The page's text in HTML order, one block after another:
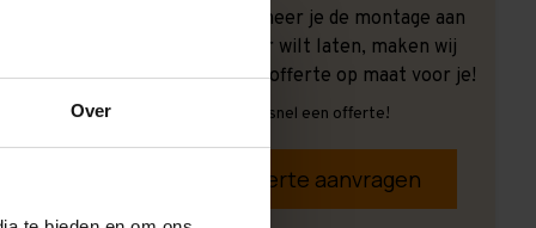
Over
Ook wanneer je de montage aan
ons over wilt laten, maken wij
graag een offerte op maat voor je!
Vrijblijvend, snel een offerte!
Offerte aanvragen